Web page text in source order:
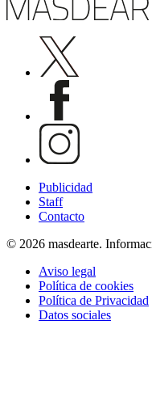
Publicidad
Staff
Contacto
© 2026 masdearte.
Aviso legal
Política de cookies
Política de Privacidad
Datos sociales